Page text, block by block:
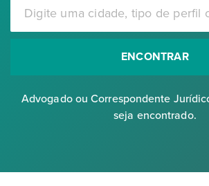
ENCONTRAR
Advogado ou Correspondente
seja encontrado.